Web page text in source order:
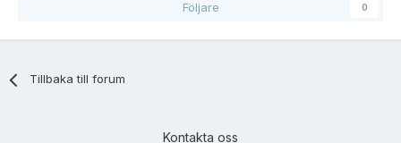
Följare 0
Tillbaka till forum
Kontakta oss